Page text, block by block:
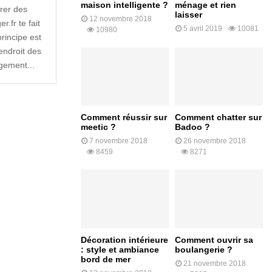
des
te fait
est
des
maison intelligente ?
12 novembre 2018
10980
ménage et rien
laisser
5 avril 2019 10081
Comment réussir sur
meetic ?
7 novembre 2018
8459
Comment chatter sur
Badoo ?
26 novembre 2018
8271
Décoration intérieure
: style et ambiance
bord de mer
Comment ouvrir sa
boulangerie ?
21 novembre 2018